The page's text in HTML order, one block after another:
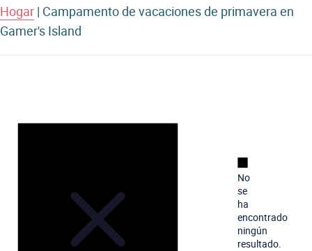
de
STL
Hogar | Campamento de vacaciones de primavera en
Gamer's Island
No
se
ha
encontrado
ningún
resultado.